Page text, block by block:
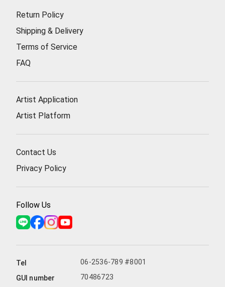
Return Policy
Shipping & Delivery
Terms of Service
FAQ
Artist Application
Artist Platform
Contact Us
Privacy Policy
Follow Us
Tel
06-2536-789 #8001
GUI number
70486723